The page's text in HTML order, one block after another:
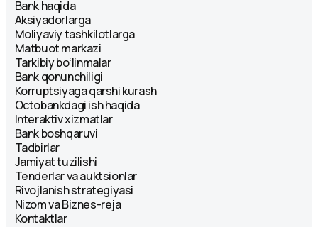
Bank haqida
Aksiyadorlarga
Moliyaviy tashkilotlarga
Matbuot markazi
Tarkibiy boʻlinmalar
Bank qonunchiligi
Korruptsiyaga qarshi kurash
Octobankdagi ish haqida
Interaktiv xizmatlar
Bank boshqaruvi
Tadbirlar
Jamiyat tuzilishi
Tenderlar va auktsionlar
Rivojlanish strategiyasi
Nizom va Biznes-reja
Kontaktlar